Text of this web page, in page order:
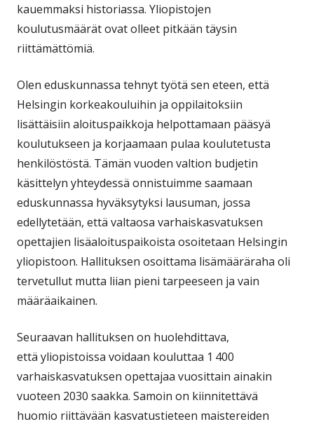
kauemmaksi historiassa. Yliopistojen
koulutusmäärät ovat olleet pitkään täysin
riittämättömiä.
Olen eduskunnassa tehnyt työtä sen eteen, että
Helsingin korkeakouluihin ja oppilaitoksiin
lisättäisiin aloituspaikkoja helpottamaan pääsyä
koulutukseen ja korjaamaan pulaa koulutetusta
henkilöstöstä. Tämän vuoden valtion budjetin
käsittelyn yhteydessä onnistuimme saamaan
eduskunnassa hyväksytyksi lausuman, jossa
edellytetään, että valtaosa varhaiskasvatuksen
opettajien lisäaloituspaikoista osoitetaan Helsingin
yliopistoon. Hallituksen osoittama lisämääräraha oli
tervetullut mutta liian pieni tarpeeseen ja vain
määräaikainen.
Seuraavan hallituksen on huolehdittava,
että yliopistoissa voidaan kouluttaa 1 400
varhaiskasvatuksen opettajaa vuosittain ainakin
vuoteen 2030 saakka. Samoin on kiinnitettävä
huomio riittävään kasvatustieteen maistereiden